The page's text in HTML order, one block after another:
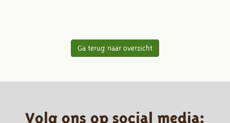
Ga terug naar overzicht
Volg ons op social media: